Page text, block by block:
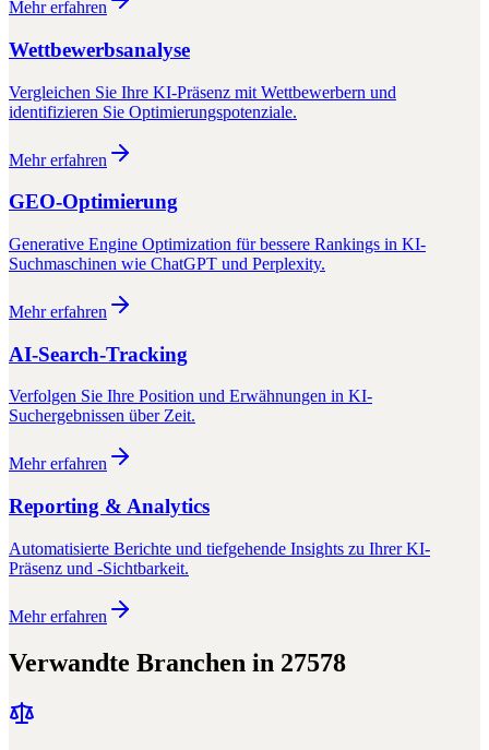
Mehr erfahren
Wettbewerbsanalyse
Vergleichen Sie Ihre KI-Präsenz mit Wettbewerbern und
identifizieren Sie Optimierungspotenziale.
Mehr erfahren
GEO-Optimierung
Generative Engine Optimization für bessere Rankings in KI-
Suchmaschinen wie ChatGPT und Perplexity.
Mehr erfahren
AI-Search-Tracking
Verfolgen Sie Ihre Position und Erwähnungen in KI-
Suchergebnissen über Zeit.
Mehr erfahren
Reporting & Analytics
Automatisierte Berichte und tiefgehende Insights zu Ihrer KI-
Präsenz und -Sichtbarkeit.
Mehr erfahren
Verwandte Branchen in 27578